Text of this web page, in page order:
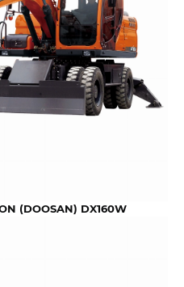
(DOOSAN) DX160W